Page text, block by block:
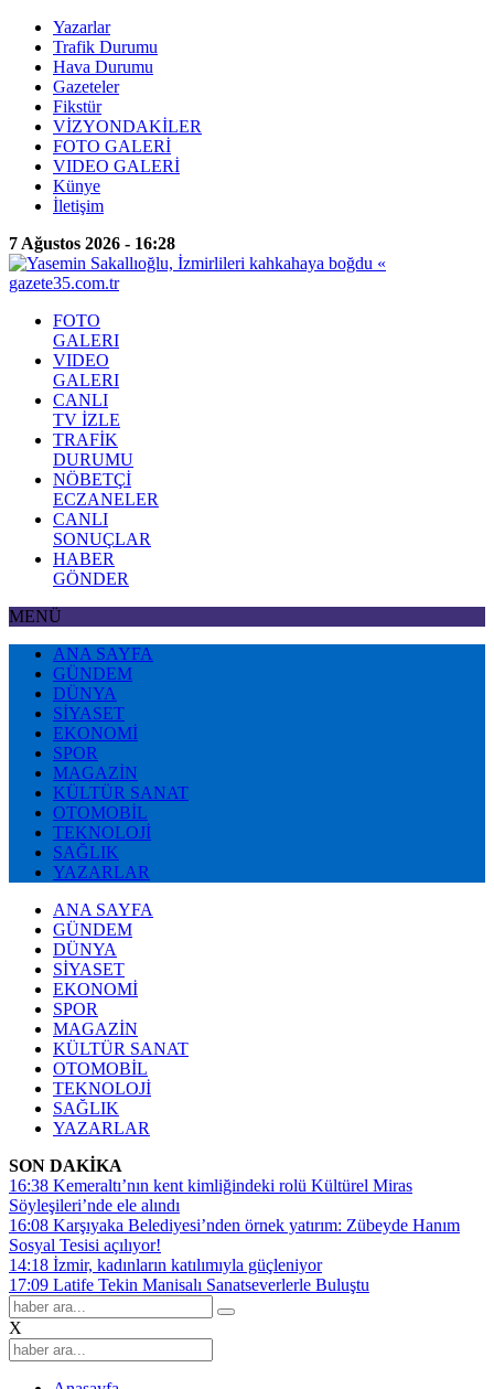
Yazarlar
Trafik Durumu
Hava Durumu
Gazeteler
Fikstür
VİZYONDAKİLER
FOTO GALERİ
VIDEO GALERİ
Künye
İletişim
7 Ağustos 2026 - 16:28
FOTO
GALERI
VIDEO
GALERI
CANLI
TV İZLE
TRAFİK
DURUMU
NÖBETÇİ
ECZANELER
CANLI
SONUÇLAR
HABER
GÖNDER
MENÜ
ANA SAYFA
GÜNDEM
DÜNYA
SİYASET
EKONOMİ
SPOR
MAGAZİN
KÜLTÜR SANAT
OTOMOBİL
TEKNOLOJİ
SAĞLIK
YAZARLAR
ANA SAYFA
GÜNDEM
DÜNYA
SİYASET
EKONOMİ
SPOR
MAGAZİN
KÜLTÜR SANAT
OTOMOBİL
TEKNOLOJİ
SAĞLIK
YAZARLAR
SON DAKİKA
16:38 Kemeraltı’nın kent kimliğindeki rolü Kültürel Miras
Söyleşileri’nde ele alındı
16:08 Karşıyaka Belediyesi’nden örnek yatırım: Zübeyde Hanım
Sosyal Tesisi açılıyor!
14:18 İzmir, kadınların katılımıyla güçleniyor
17:09 Latife Tekin Manisalı Sanatseverlerle Buluştu
X